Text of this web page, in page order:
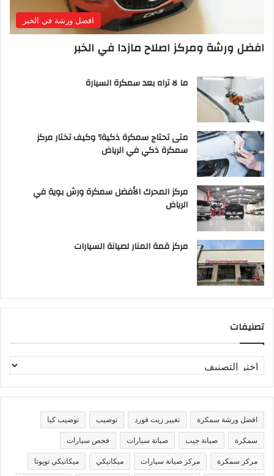
افضل ورشة في الخبر
افضل ورشة ومركز اصلاح مازدا في الخبر
ما لا تراه بعد سمكرة السيارة
متى تحتاج سمكرة ذكية؟ وكيف تختار مركز
سمكرة ذكي في الرياض
مركز المحرك الأفضل سمكرة ورش بوية في
الرياض
مركز قمة المنار لصيانة السيارات
تصنيفات
ص
ن
ف
ا
افضل ورشة سمكرة تغيير زيت فورد توضيب توضيب كيا
سمكرة صيانة جيب صيانة سيارات فحص سيارات
مركز سمكرة مركز صيانة سيارات ميكانيكي ميكانيكي تويوتا